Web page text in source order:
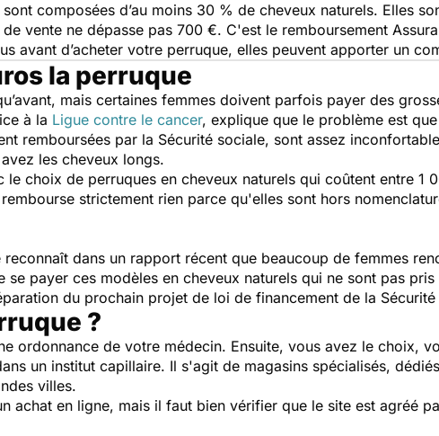
sont composées d’au moins 30 % de cheveux naturels. Elles
vente ne dépasse pas 700 €. C'est le remboursement
avant d’acheter votre perruque, elles peuvent apporter un
la perruque
mais certaines femmes doivent parfois payer des
à la Ligue contre le cancer, explique que le problème est
remboursées par la Sécurité sociale, sont assez
les cheveux longs.
le choix de perruques en cheveux naturels qui coûtent entre 1
strictement rien parce qu'elles sont hors
reconnaît dans un rapport récent que beaucoup de femmes
se payer ces modèles en cheveux naturels qui ne sont pas
du prochain projet de loi de financement de la
?
ordonnance de votre médecin. Ensuite, vous avez le choix,
un institut capillaire. Il s'agit de magasins spécialisés,
villes.
achat en ligne, mais il faut bien vérifier que le site est agréé